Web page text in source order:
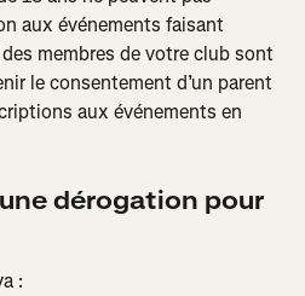
aux événements faisant
membres de votre club sont
le consentement d’un parent
aux événements en
dérogation pour
: